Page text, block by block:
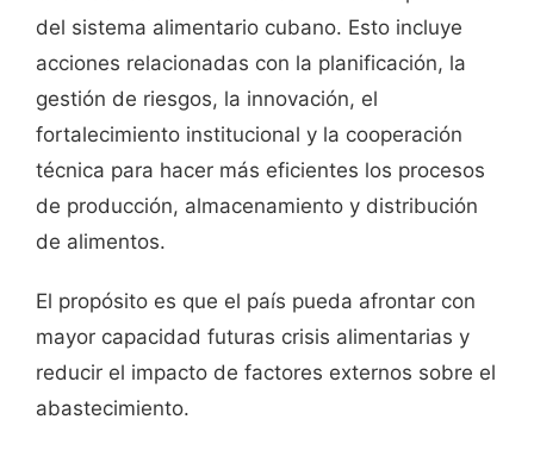
del sistema alimentario cubano. Esto incluye
acciones relacionadas con la planificación, la
gestión de riesgos, la innovación, el
fortalecimiento institucional y la cooperación
técnica para hacer más eficientes los procesos
de producción, almacenamiento y distribución
de alimentos.
El propósito es que el país pueda afrontar con
mayor capacidad futuras crisis alimentarias y
reducir el impacto de factores externos sobre el
abastecimiento.